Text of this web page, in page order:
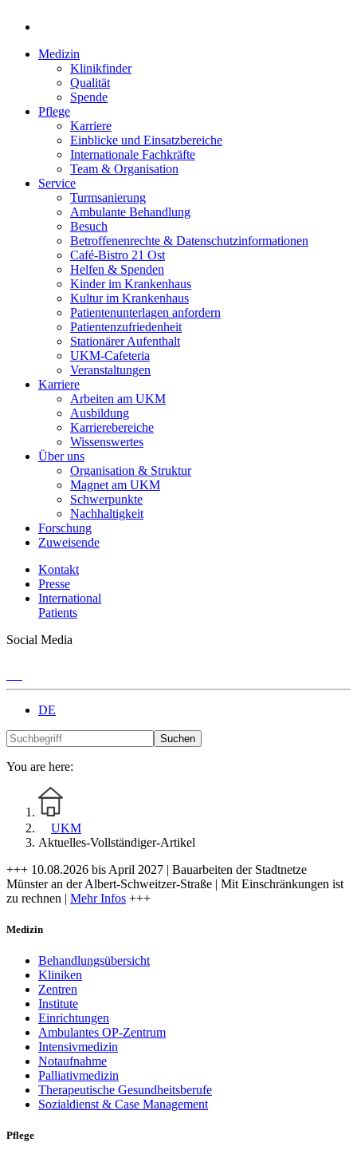
Medizin
Klinikfinder
Qualität
Spende
Pflege
Karriere
Einblicke und Einsatzbereiche
Internationale Fachkräfte
Team & Organisation
Service
Turmsanierung
Ambulante Behandlung
Besuch
Betroffenenrechte & Datenschutzinformationen
Café-Bistro 21 Ost
Helfen & Spenden
Kinder im Krankenhaus
Kultur im Krankenhaus
Patientenunterlagen anfordern
Patientenzufriedenheit
Stationärer Aufenthalt
UKM-Cafeteria
Veranstaltungen
Karriere
Arbeiten am UKM
Ausbildung
Karrierebereiche
Wissenswertes
Über uns
Organisation & Struktur
Magnet am UKM
Schwerpunkte
Nachhaltigkeit
Forschung
Zuweisende
Kontakt
Presse
International
Patients
Social Media
DE
Suchen
You are here:
UKM
Aktuelles-Vollständiger-Artikel
+++ 10.08.2026 bis April 2027 | Bauarbeiten der Stadtnetze
Münster an der Albert-Schweitzer-Straße | Mit Einschränkungen ist
zu rechnen | Mehr Infos +++
Medizin
Behandlungsübersicht
Kliniken
Zentren
Institute
Einrichtungen
Ambulantes OP-Zentrum
Intensivmedizin
Notaufnahme
Palliativmedizin
Therapeutische Gesundheitsberufe
Sozialdienst & Case Management
Pflege